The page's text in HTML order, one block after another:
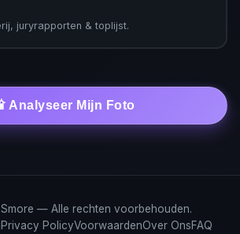
juryrapporten & toplijst.
Analyseer Mijn Foto
— Alle rechten voorbehouden.
Privacy PolicyVoorwaardenOver OnsFAQ